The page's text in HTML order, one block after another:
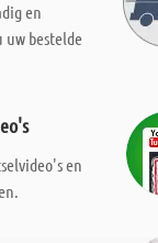
en
uw bestelde
en